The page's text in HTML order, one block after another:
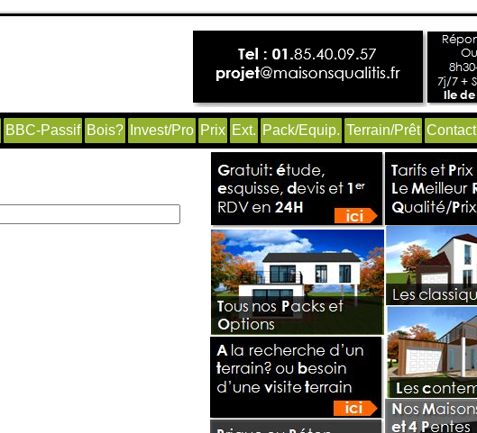
BBC-Passif Bois? Invest/Pro Prix Ext. Pack/Equip. Terrain/Prêt Contact